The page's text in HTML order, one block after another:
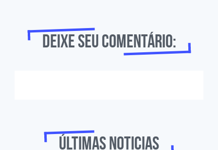
Deixe seu comentário:
Últimas noticias